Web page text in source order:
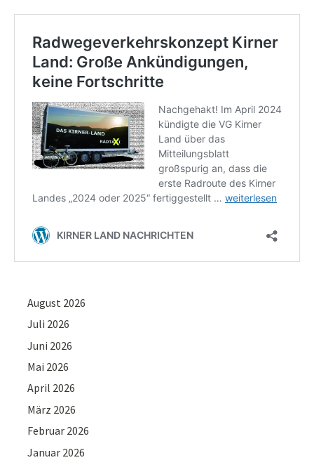
August 2026
Juli 2026
Juni 2026
Mai 2026
April 2026
März 2026
Februar 2026
Januar 2026